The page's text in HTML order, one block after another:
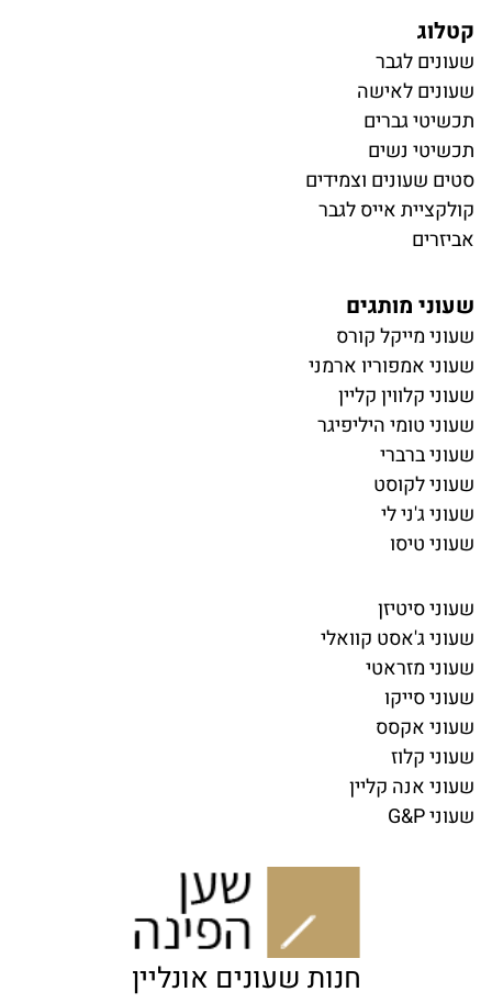
קטלוג
שעונים לגבר
שעונים לאישה
תכשיטי גברים
תכשיטי נשים
סטים שעונים וצמידים
קולקציית אייס לגבר
אביזרים
שעוני מותגים
שעוני מייקל קורס
שעוני אמפוריו ארמני
שעוני קלווין קליין
שעוני טומי היליפיגר
שעוני ברברי
שעוני לקוסט
שעוני ג'ני לי
שעוני טיסו
שעוני סיטיזן
שעוני ג'אסט קוואלי
שעוני מזראטי
שעוני סייקו
שעוני אקסס
שעוני קלוז
שעוני אנה קליין
שעוני G&P
חנות שעונים אונליין